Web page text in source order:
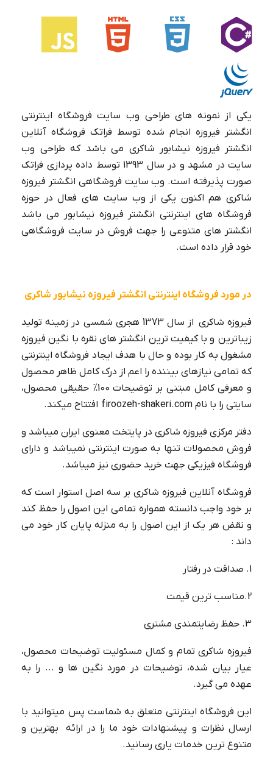
یکی از نمونه های طراحی وب سایت فروشگاه اینترنتی
انگشتر فیروزه انجام شده توسط فراتک فروشگاه آنلاین
انگشتر فیروزه نیشابور شاکری می باشد که طراحی وب
سایت در مشهد و در سال 1393 توسط داده پردازی فراتک
صورت پذیرفته است. وب سایت فروشگاهی انگشتر فیروزه
شاکری هم اکنون یکی از وب سایت های فعال در حوزه
فروشگاه های اینترنتی انگشتر فیروزه نیشابور می باشد
انگشتر های متنوعی را جهت فروش در سایت فروشگاهی
خود قرار داده است.
در مورد فروشگاه اینترنتی انگشتر فیروزه نیشابور شاکری
فیروزه شاکری از سال 1373 هجری شمسی در زمینه تولید
زیباترین و با کیفیت ترین انگشتر های نقره با نگین فیروزه
مشغول به کار بوده و حال با هدف ایجاد فروشگاه اینترنتی
که تمامی نیازهای بیننده را اعم از درک کامل ظاهر محصول
و معرفی کامل مبتنی بر توضیحات 100% حقیقی محصول،
سایتی را با نام firoozeh-shakeri.com افتتاح میکند.
دفتر مرکزی فیروزه شاکری در پایتخت معنوی ایران میباشد و
فروش محصولات تنها به صورت اینترنتی نمیباشد و دارای
فروشگاه فیزیکی جهت خرید حضوری نیز میباشد.
فروشگاه آنلاین فیروزه شاکری بر سه اصل استوار است که
بر خود واجب دانسته همواره تمامی این اصول را حفظ کند
و نقض هر یک از این اصول را به منزله پایان کار خود می
داند :
1. صداقت در رفتار
2.مناسب ترین قیمت
3. حفظ رضایتمندی مشتری
فیروزه شاکری تمام و کمال مسئولیت توضیحات محصول،
عیار بیان شده، توضیحات در مورد نگین ها و ... را به
عهده می گیرد.
این فروشگاه اینترنتی متعلق به شماست پس میتوانید با
ارسال نظرات و پیشنهادات خود ما را در ارائه بهترین و
متنوع ترین خدمات یاری رسانید.